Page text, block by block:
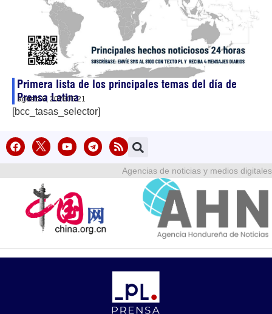
Primera lista de los principales temas del día de
Prensa Latina
agosto 6, 202605:21
[bcc_tasas_selector]
Agencias de noticias y medios digitales